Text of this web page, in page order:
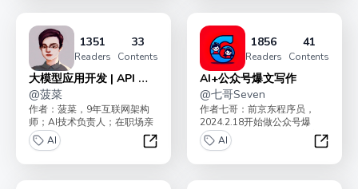
1351
Readers
33
Contents
大模型应用开发 | API 实
操
@菠菜
作者：菠菜，9年互联网架构
师；AI技术负责人；在职场亲
手带出多个年入百万 P8+ 人
才；“AI破局俱...
AI
大模型应用开发 | API 实操
1856
Readers
41
Contents
AI+公众号爆文写作
@七哥Seven
作者七哥：前京东程序员，
2024.2.18开始做公众号爆
文，4个月涨粉10000+， 流量
主变现4w...
AI
AI+公